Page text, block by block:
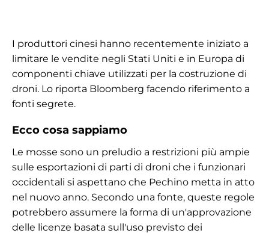
I produttori cinesi hanno recentemente iniziato a
limitare le vendite negli Stati Uniti e in Europa di
componenti chiave utilizzati per la costruzione di
droni. Lo riporta Bloomberg facendo riferimento a
fonti segrete.
Ecco cosa sappiamo
Le mosse sono un preludio a restrizioni più ampie
sulle esportazioni di parti di droni che i funzionari
occidentali si aspettano che Pechino metta in atto
nel nuovo anno. Secondo una fonte, queste regole
potrebbero assumere la forma di un'approvazione
delle licenze basata sull'uso previsto dei